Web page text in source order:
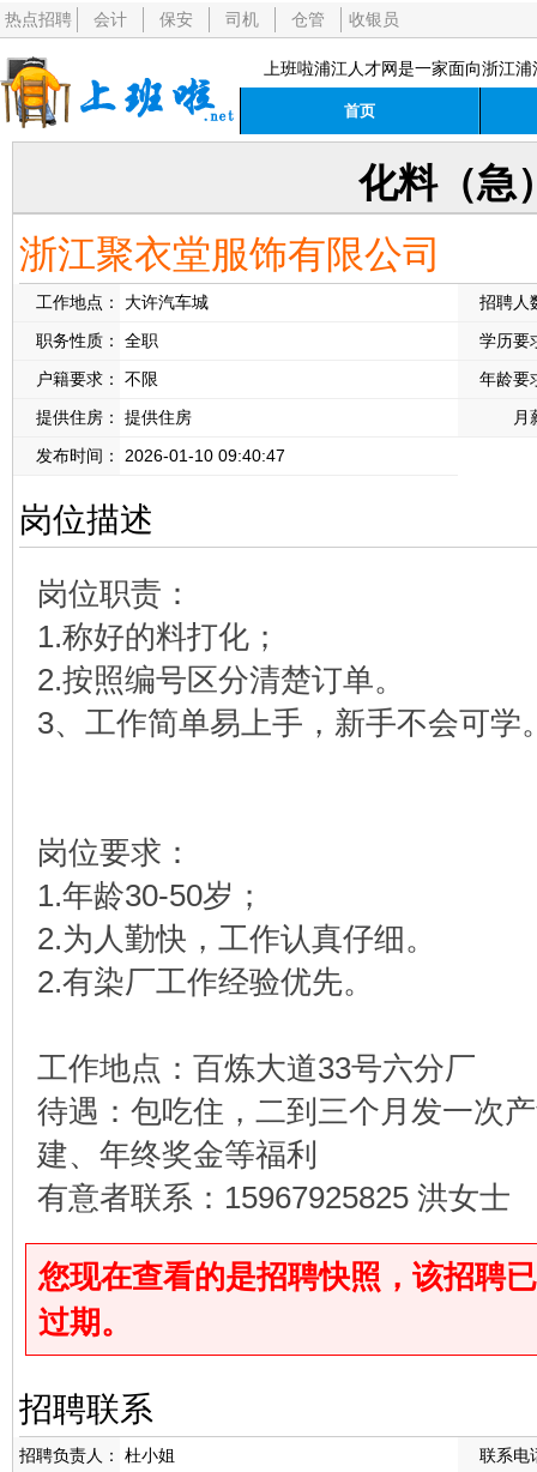
热点招聘 会计 保安 司机 仓管 收银员
上班啦浦江人才网是一家面向浙江
首页
化料（急
浙江聚衣堂服饰有限公司
工作地点： 大许汽车城
招聘人
职务性质：
全职
学历要
户籍要求：
不限
年龄要
提供住房：
提供住房
月
发布时间：
2026-01-10 09:40:47
岗位描述
岗位职责：
1.称好的料打化；
2.按照编号区分清楚订单。
3、工作简单易上手，新手不会可学
岗位要求：
1.年龄30-50岁；
2.为人勤快，工作认真仔细。
2.有染厂工作经验优先。
工作地点：百炼大道33号六分厂
待遇：包吃住，二到三个月发一次
建、年终奖金等福利
有意者联系：15967925825 洪女士
您现在查看的是招聘快照，该招聘
过期。
招聘联系
招聘负责人： 杜小姐
联系电